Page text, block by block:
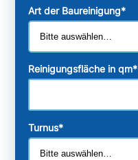
Art der Baureinigung*
Reinigungsfläche in qm*
Turnus*